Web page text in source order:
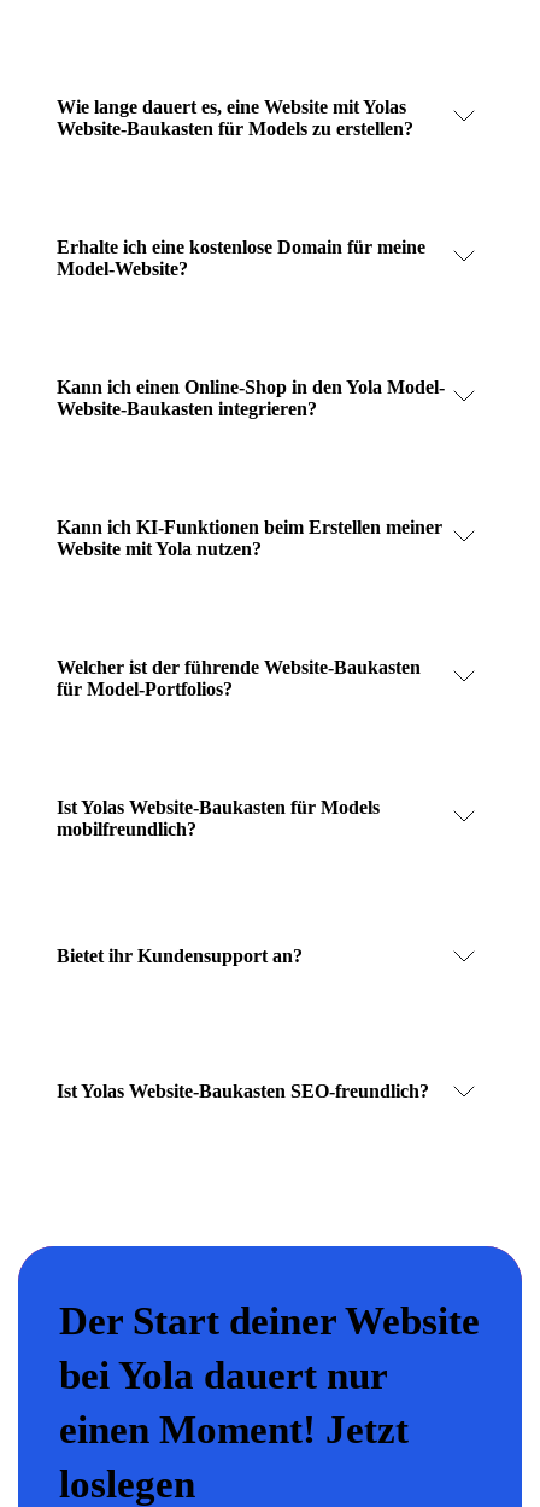
Wie lange dauert es, eine Website mit Yolas
Website-Baukasten für Models zu erstellen?
Erhalte ich eine kostenlose Domain für meine
Model-Website?
Kann ich einen Online-Shop in den Yola Model-
Website-Baukasten integrieren?
Kann ich KI-Funktionen beim Erstellen meiner
Website mit Yola nutzen?
Welcher ist der führende Website-Baukasten
für Model-Portfolios?
Ist Yolas Website-Baukasten für Models
mobilfreundlich?
Bietet ihr Kundensupport an?
Ist Yolas Website-Baukasten SEO-freundlich?
Der Start deiner Website
bei Yola dauert nur
einen Moment! Jetzt
loslegen